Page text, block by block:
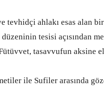
tevhidçi ahlakı esas alan
tesisi açısından
tasavvufun aksine
ile Sufiler arasında